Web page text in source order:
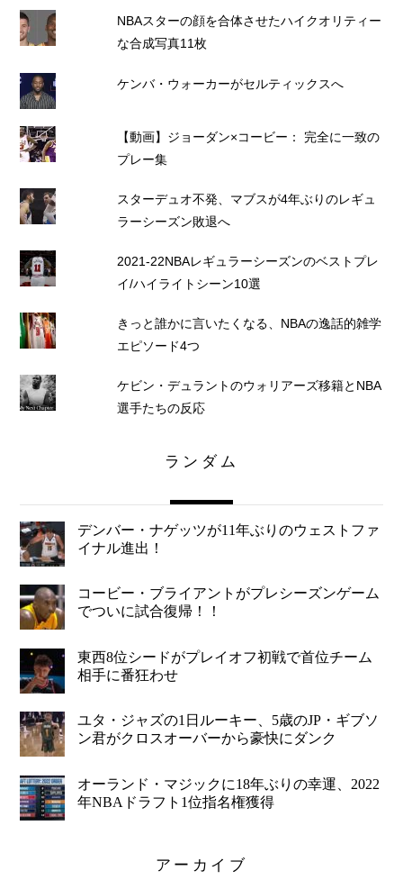
NBAスターの顔を合体させたハイクオリティー
な合成写真11枚
ケンバ・ウォーカーがセルティックスへ
【動画】ジョーダン×コービー： 完全に一致の
プレー集
スターデュオ不発、マブスが4年ぶりのレギュ
ラーシーズン敗退へ
2021-22NBAレギュラーシーズンのベストプレ
イ/ハイライトシーン10選
きっと誰かに言いたくなる、NBAの逸話的雑学
エピソード4つ
ケビン・デュラントのウォリアーズ移籍とNBA
選手たちの反応
ランダム
デンバー・ナゲッツが11年ぶりのウェストファ
イナル進出！
コービー・ブライアントがプレシーズンゲーム
でついに試合復帰！！
東西8位シードがプレイオフ初戦で首位チーム
相手に番狂わせ
ユタ・ジャズの1日ルーキー、5歳のJP・ギブソ
ン君がクロスオーバーから豪快にダンク
オーランド・マジックに18年ぶりの幸運、2022
年NBAドラフト1位指名権獲得
アーカイブ